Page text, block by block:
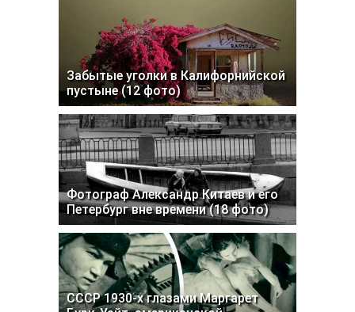
Забытые уголки в Калифорнийской
пустыне (12 фото)
Фотограф Александр Китаев и его
Петербург вне времени (18 фото)
СССР 1930-х глазами Маргарет